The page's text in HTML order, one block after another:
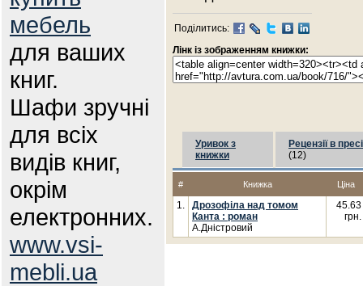
мебель
для ваших
книг.
Шафи зручні
для всіх
видів книг,
окрім
електронних.
www.vsi-
mebli.ua
Поділитись:
Лінк із зображенням книжки:
Уривок з
книжки
Рецензії в пресі
(12)
# Книжка Ціна
1.
Дрозофіла над томом
Канта : роман
А.Дністровий
45.63
грн.